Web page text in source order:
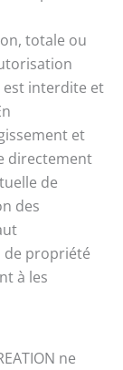
totale ou
est interdite et
et
directement
de
des
de propriété
à les
ne